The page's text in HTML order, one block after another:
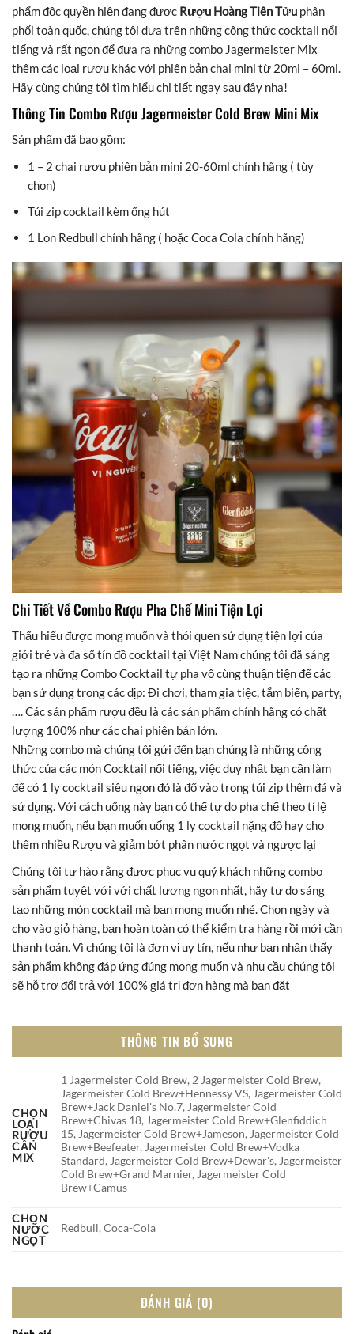
phẩm độc quyền hiện đang được Rượu Hoàng Tiên Tửu phân
phối toàn quốc, chúng tôi dựa trên những công thức cocktail nổi
tiếng và rất ngon để đưa ra những combo Jagermeister Mix
thêm các loại rượu khác với phiên bản chai mini từ 20ml – 60ml.
Hãy cùng chúng tôi tìm hiểu chi tiết ngay sau đây nha!
Thông Tin Combo Rượu Jagermeister Cold Brew Mini Mix
Sản phẩm đã bao gồm:
1 – 2 chai rượu phiên bản mini 20-60ml chính hãng ( tùy
chọn)
Túi zip cocktail kèm ống hút
1 Lon Redbull chính hãng ( hoặc Coca Cola chính hãng)
Chi Tiết Về Combo Rượu Pha Chế Mini Tiện Lợi
Thấu hiểu được mong muốn và thói quen sử dụng tiện lợi của
giới trẻ và đa số tín đồ cocktail tại Việt Nam chúng tôi đã sáng
tạo ra những Combo Cocktail tự pha vô cùng thuận tiện để các
bạn sử dụng trong các dịp: Đi chơi, tham gia tiệc, tắm biển, party,
…. Các sản phẩm rượu đều là các sản phẩm chính hãng có chất
lượng 100% như các chai phiên bản lớn.
Những combo mà chúng tôi gửi đến bạn chúng là những công
thức của các món Cocktail nổi tiếng, việc duy nhất bạn cần làm
để có 1 ly cocktail siêu ngon đó là đổ vào trong túi zip thêm đá và
sử dụng. Với cách uống này bạn có thể tự do pha chế theo tỉ lệ
mong muốn, nếu bạn muốn uống 1 ly cocktail nặng đô hay cho
thêm nhiều Rượu và giảm bớt phân nước ngọt và ngược lại
Chúng tôi tự hào rằng được phục vụ quý khách những combo
sản phẩm tuyệt với với chất lượng ngon nhất, hãy tự do sáng
tạo những món cocktail mà bạn mong muốn nhé. Chọn ngày và
cho vào giỏ hàng, bạn hoàn toàn có thể kiểm tra hàng rồi mới cần
thanh toán. Vì chúng tôi là đơn vị uy tín, nếu như bạn nhận thấy
sản phẩm không đáp ứng đúng mong muốn và nhu cầu chúng tôi
sẽ hỗ trợ đổi trả với 100% giá trị đơn hàng mà bạn đặt
THÔNG TIN BỔ SUNG
CHỌN
LOẠI
RƯỢU
CẦN
MIX
1 Jagermeister Cold Brew, 2 Jagermeister Cold Brew,
Jagermeister Cold Brew+Hennessy VS, Jagermeister Cold
Brew+Jack Daniel's No.7, Jagermeister Cold
Brew+Chivas 18, Jagermeister Cold Brew+Glenfiddich
15, Jagermeister Cold Brew+Jameson, Jagermeister Cold
Brew+Beefeater, Jagermeister Cold Brew+Vodka
Standard, Jagermeister Cold Brew+Dewar's, Jagermeister
Cold Brew+Grand Marnier, Jagermeister Cold
Brew+Camus
CHỌN
NƯỚC
NGỌT
Redbull, Coca-Cola
ĐÁNH GIÁ (0)